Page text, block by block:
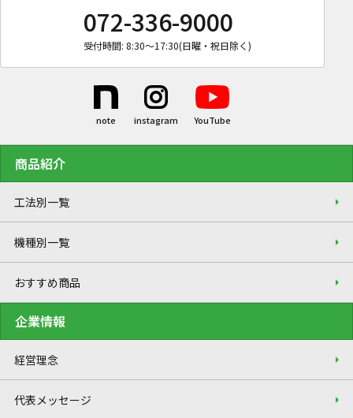
072-336-9000
受付時間: 8:30〜17:30(日曜・祝日除く)
商品紹介
工法別一覧
機種別一覧
おすすめ商品
企業情報
経営理念
代表メッセージ